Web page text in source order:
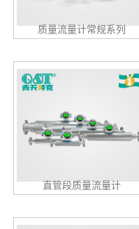
质量流量计常规系列
直管段质量流量计